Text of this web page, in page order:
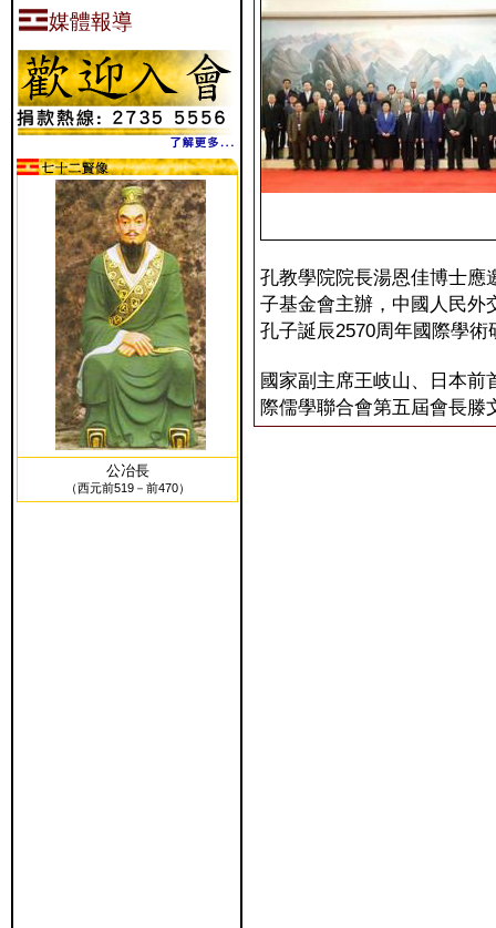
媒體報導
公冶長
（西元前519－前470）
孔教學院院長湯恩佳博士應
子基金會主辦，中國人民外
孔子誕辰2570周年國際學
國家副主席王岐山、日本
際儒學聯合會第五屆會長滕